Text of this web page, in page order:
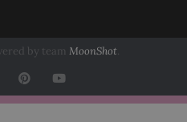
by team MoonShot.